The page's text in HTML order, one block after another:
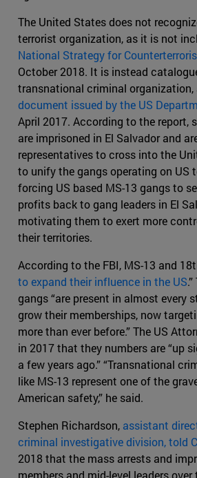
The United States does not
terrorist organization, as it is not
National Strategy for
October 2018. It is instead
transnational criminal organization,
document issued by the US
April 2017. According to the report,
are imprisoned in El Salvador and
representatives to cross into the
to unify the gangs operating on US
forcing US based MS-13 gangs to
profits back to gang leaders in El
motivating them to exert more
their territories.
According to the FBI, MS-13 and
to expand their influence in the US
gangs “are present in almost every
grow their memberships, now
more than ever before.” The US
in 2017 that they numbers are “up
a few years ago.” “Transnational
like MS-13 represent one of the
American safety,” he said.
Stephen Richardson, assistant
criminal investigative division, told
2018 that the mass arrests and
members and mid-level leaders